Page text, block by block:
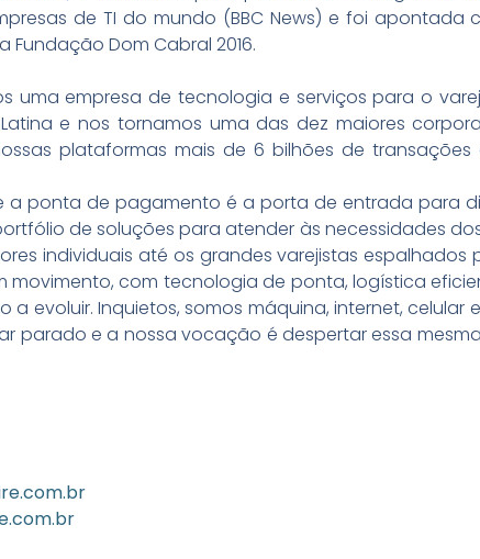
de TI do mundo (BBC News) e foi
Dom Cabral 2016.
uma empresa de tecnologia e serviços para o
e nos tornamos uma das dez maiores
plataformas mais de 6 bilhões de
a ponta de pagamento é a porta de entrada para
de soluções para atender às necessidades
individuais até os grandes varejistas espalhados
movimento, com tecnologia de ponta, logística
evoluir. Inquietos, somos máquina, internet, celular
parado e a nossa vocação é despertar essa